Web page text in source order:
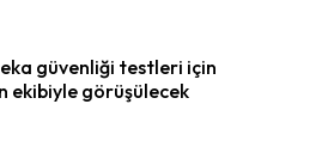
güvenliği testleri için
ekibiyle görüşülecek